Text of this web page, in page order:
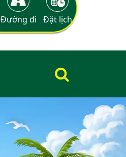
Đường đi Đặt lịch